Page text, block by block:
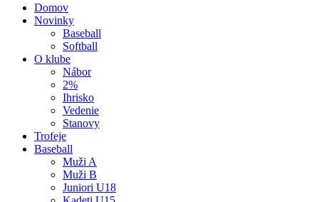
Domov
Novinky
Baseball
Softball
O klube
Nábor
2%
Ihrisko
Vedenie
Stanovy
Trofeje
Baseball
Muži A
Muži B
Juniori U18